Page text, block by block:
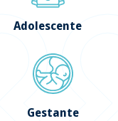
Adolescente
Gestante